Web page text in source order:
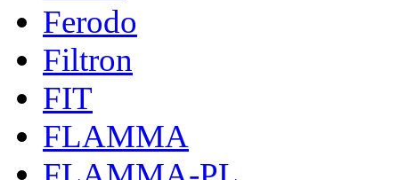
Ferodo
Filtron
FIT
FLAMMA